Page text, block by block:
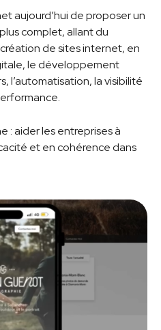
aujourd’hui de proposer un
complet, allant du
de sites internet, en
le développement
l’automatisation, la visibilité
: aider les entreprises à
et en cohérence dans